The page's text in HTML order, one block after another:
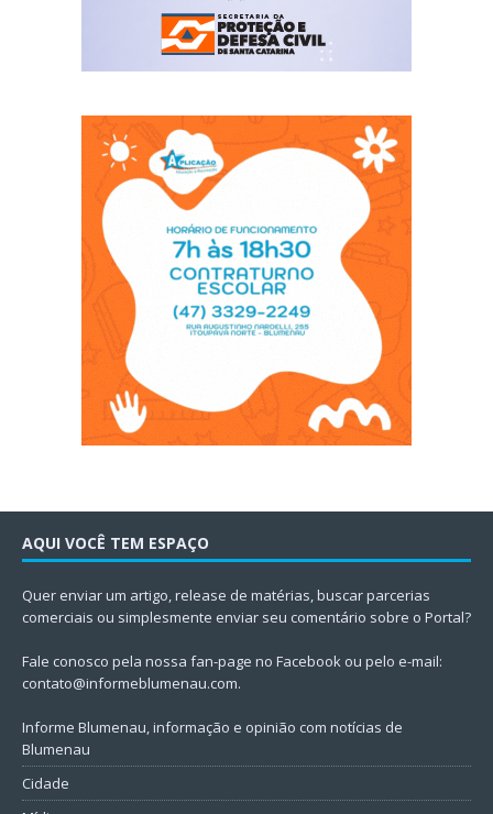
AQUI VOCÊ TEM ESPAÇO
Quer enviar um artigo, release de matérias, buscar parcerias
comerciais ou simplesmente enviar seu comentário sobre o Portal?
Fale conosco pela nossa fan-page no Facebook ou pelo e-mail:
contato@informeblumenau.com.
Informe Blumenau, informação e opinião com notícias de
Blumenau
Cidade